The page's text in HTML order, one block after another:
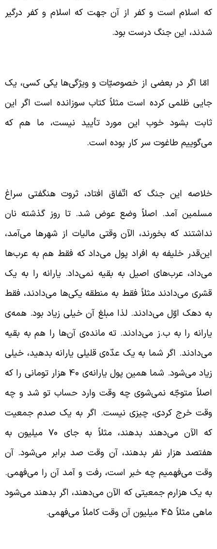
اسلام است و کفر از آن جهت که اسلام و کفر درگیر
این جنگ درست بود.
اگر در بعضی از خصوصیّات و ویژگی‌ها یکی کسی، یک
ظلمی کرده است مثلاً کتاب سوزانده است اگر این
بشود خوب این مورد تأیید نیست، ما هم که
طاغوت سر کار بوده است.
این جنگ که اتّفاق افتاد، ثروت هنگفتی سراغ
آمد. اصلاً وضع عوض شد. تا روز گذشته نان
که بخورند، الآن وقتی مالیات از شهر‌ها می‌آمد،
خلیفه به افراد پول می‌داد که فقط هم به عرب‌ها
عرب‌های اصیل به بقیه نمی‌داد. یارانه را به یک
می‌دادند مثلاً فقط به منطقه یکی‌ها می‌دادند، فقط
دهک اوّل می‌دادند. لذا مبلغ آن خیلی زیاد بود. همه‌ی
را به ب.ز می‌دادند. ته مانده‌ی آن‌ها را هم به بقیه
اگر شما به یک عدّه‌ی قلیلی یارانه بدهید، خیلی
زیاد می‌شود. شما همین پول یارانه‌ی 40 هزار تومانی را که
متوجّه نمی‌شوی چه وقت وارد حساب تو شد و چه
خرج کردی، چیزی نیست. اگر به یک صدم جمعیت
که الآن می‌دهند بدهند، مثلاً به جای 70 میلیون به
هزار نفر بدهند، آن وقت صد برابر می‌شود. آن
می‌فهمیم چه خبر است، رفت و آمد آن را می‌فهمی.
یک هزارم جمعیتی که الآن می‌دهند، اگر بدهند می‌شود
مثلاً 45 میلیون آن وقت کاملاً می‌فهمی.